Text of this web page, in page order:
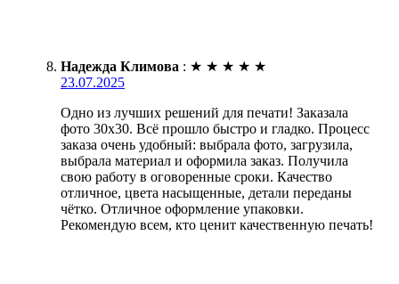
Надежда Климова : ★ ★ ★ ★ ★
23.07.2025
Одно из лучших решений для печати! Заказала
фото 30х30. Всё прошло быстро и гладко. Процесс
заказа очень удобный: выбрала фото, загрузила,
выбрала материал и оформила заказ. Получила
свою работу в оговоренные сроки. Качество
отличное, цвета насыщенные, детали переданы
чётко. Отличное оформление упаковки.
Рекомендую всем, кто ценит качественную печать!